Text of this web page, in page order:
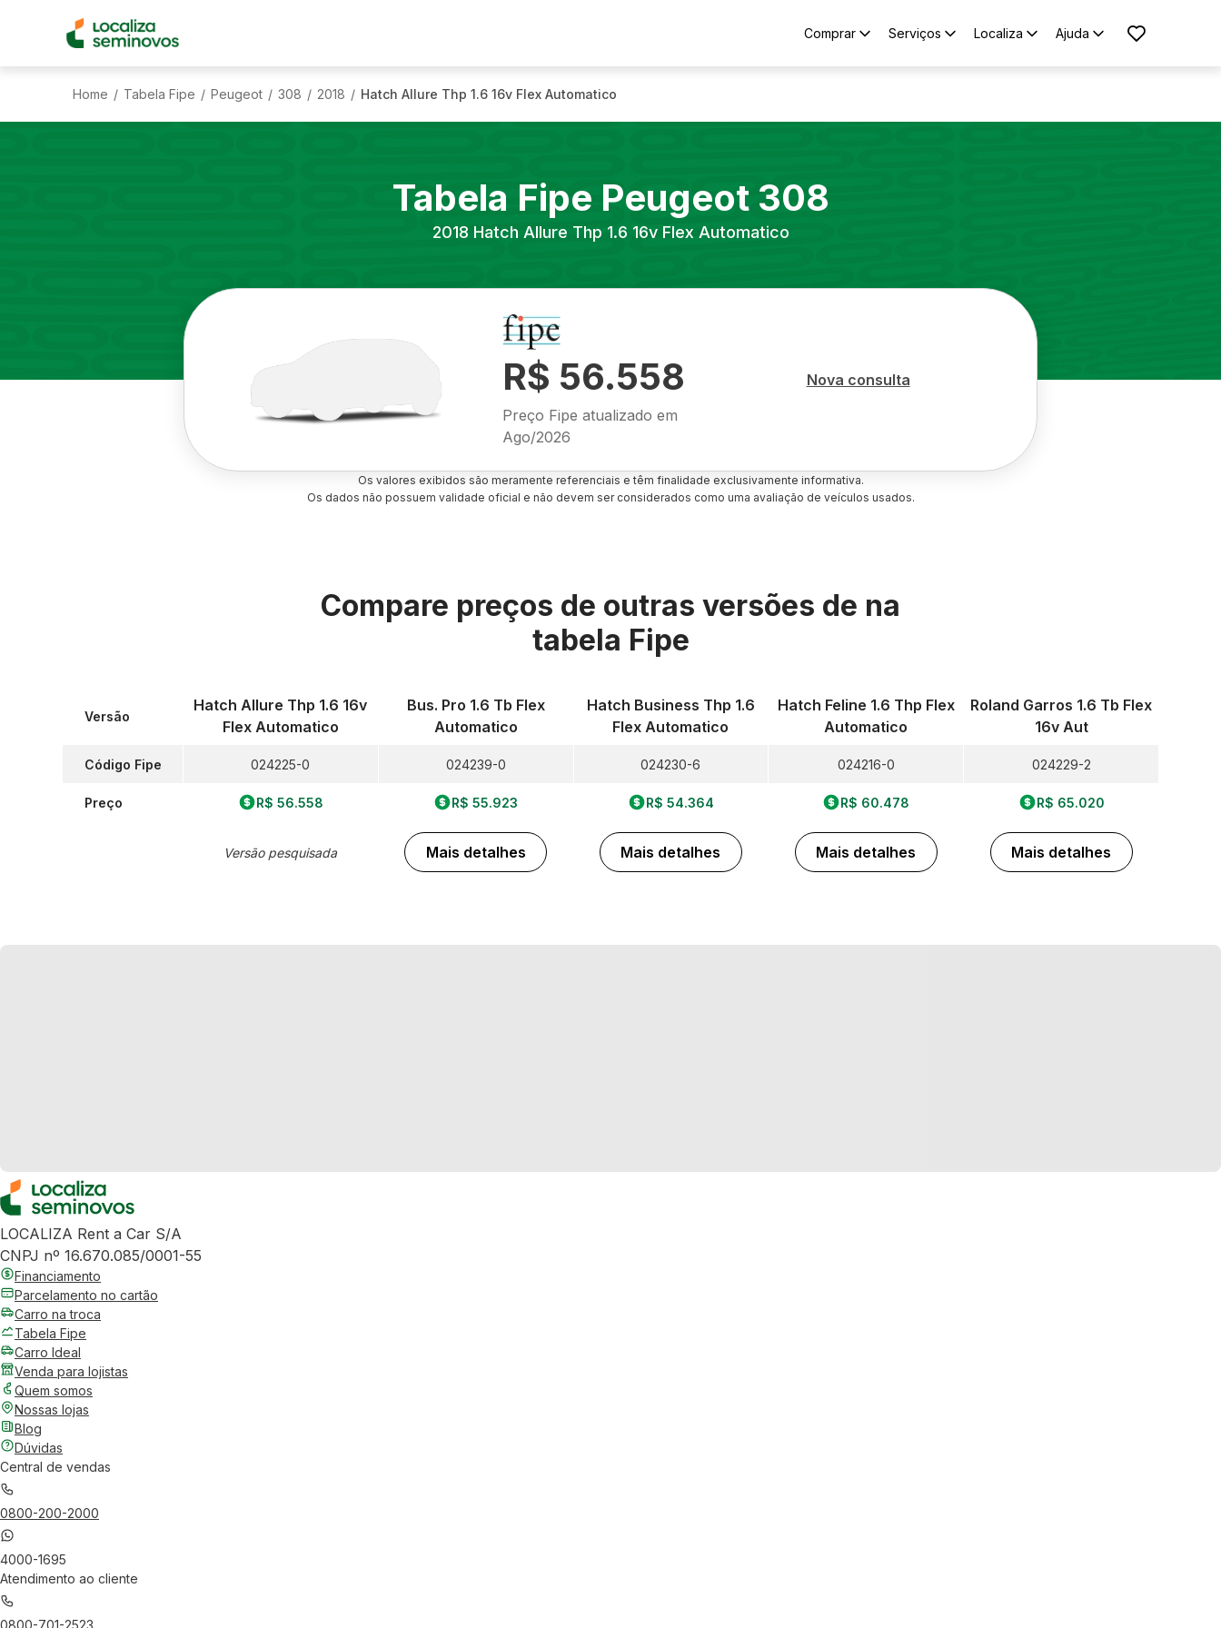
Comprar Serviços Localiza Ajuda
Home / Tabela Fipe / Peugeot / 308 / 2018 / Hatch Allure Thp 1.6 16v Flex Automatico
Tabela Fipe Peugeot 308
2018 Hatch Allure Thp 1.6 16v Flex Automatico
R$ 56.558
Preço Fipe atualizado em
Ago/2026
Nova consulta
Os valores exibidos são meramente referenciais e têm finalidade exclusivamente informativa.
Os dados não possuem validade oficial e não devem ser considerados como uma avaliação de veículos usados.
Compare preços de outras versões de na
tabela Fipe
Versão
Código Fipe
Preço
Hatch Allure Thp 1.6 16v
Flex Automatico
024225-0
R$ 56.558
Versão pesquisada
Bus. Pro 1.6 Tb Flex
Automatico
024239-0
R$ 55.923
Mais detalhes
Hatch Business Thp 1.6
Flex Automatico
024230-6
R$ 54.364
Mais detalhes
Hatch Feline 1.6 Thp Flex
Automatico
024216-0
R$ 60.478
Mais detalhes
Roland Garros 1.6 Tb Flex
16v Aut
024229-2
R$ 65.020
Mais detalhes
LOCALIZA Rent a Car S/A
CNPJ nº 16.670.085/0001-55
Financiamento
Parcelamento no cartão
Carro na troca
Tabela Fipe
Carro Ideal
Venda para lojistas
Quem somos
Nossas lojas
Blog
Dúvidas
Central de vendas
0800-200-2000
4000-1695
Atendimento ao cliente
0800-701-2523